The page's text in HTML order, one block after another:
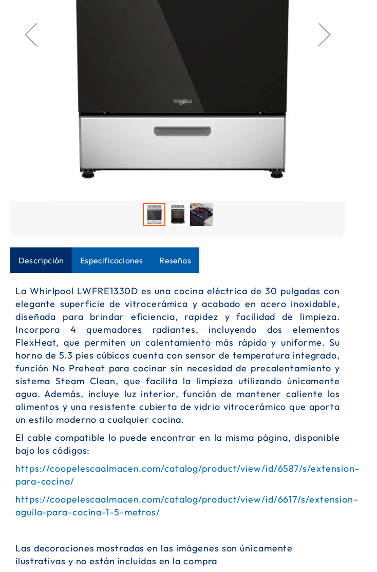
comienzo
de
galería
de
imágenes
Descripción
La Whirlpool LWFRE1330D es una cocina eléctrica de 30 pulgadas con
elegante superficie de vitrocerámica y acabado en acero inoxidable,
diseñada para brindar eficiencia, rapidez y facilidad de limpieza.
Incorpora 4 quemadores radiantes, incluyendo dos elementos
FlexHeat, que permiten un calentamiento más rápido y uniforme. Su
horno de 5.3 pies cúbicos cuenta con sensor de temperatura integrado,
función No Preheat para cocinar sin necesidad de precalentamiento y
sistema Steam Clean, que facilita la limpieza utilizando únicamente
agua. Además, incluye luz interior, función de mantener caliente los
alimentos y una resistente cubierta de vidrio vitrocerámico que aporta
un estilo moderno a cualquier cocina.
El cable compatible lo puede encontrar en la misma página, disponible
bajo los códigos:
https://coopelescaalmacen.com/catalog/product/view/id/6587/s/extension-
para-cocina/
https://coopelescaalmacen.com/catalog/product/view/id/6617/s/extension-
aguila-para-cocina-1-5-metros/
Las decoraciones mostradas en las imágenes son únicamente
ilustrativas y no están incluidas en la compra
Especificaciones Reseñas